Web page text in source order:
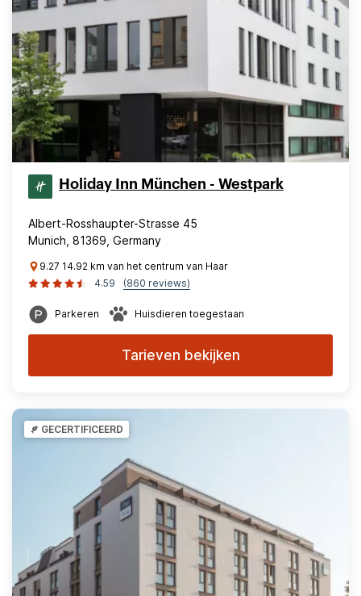
Holiday Inn München - Westpark
Albert-Rosshaupter-Strasse 45
Munich, 81369, Germany
9.27 14.92 km van het centrum van Haar
4.59
(860 reviews)
Parkeren Huisdieren toegestaan
Tarieven bekijken
GECERTIFICEERD